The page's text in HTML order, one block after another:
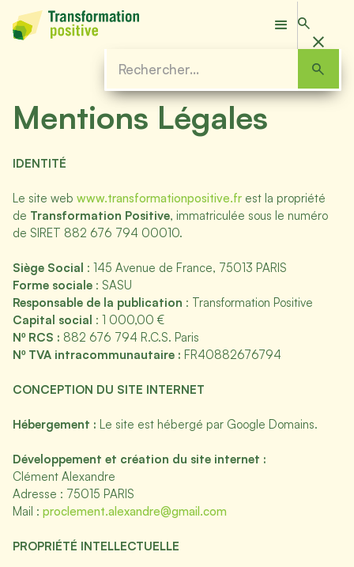
Mentions Légales
IDENTITÉ
Le site web www.transformationpositive.fr est la propriété
de Transformation Positive, immatriculée sous le numéro
de SIRET 882 676 794 00010.
Siège Social : 145 Avenue de France, 75013 PARIS
Forme sociale : SASU
Responsable de la publication : Transformation Positive
Capital social : 1 000,00 €
Nº RCS : 882 676 794 R.C.S. Paris
Nº TVA intracommunautaire : FR40882676794
CONCEPTION DU SITE INTERNET
Hébergement : Le site est hébergé par Google Domains.
Développement et création du site internet :
Clément Alexandre
Adresse : 75015 PARIS
Mail : proclement.alexandre@gmail.com
PROPRIÉTÉ INTELLECTUELLE